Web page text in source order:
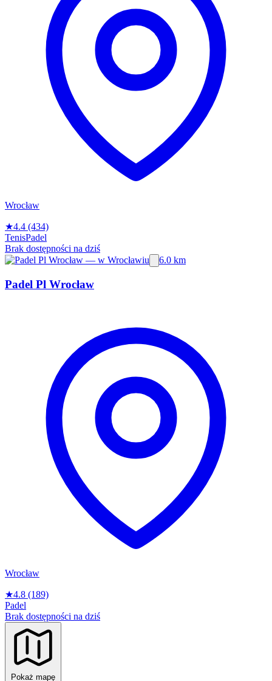
Wrocław
★4.4 (434)
TenisPadel
Brak dostępności na dziś
6.0 km
Padel Pl Wrocław
Wrocław
★4.8 (189)
Padel
Brak dostępności na dziś
Pokaż mapę